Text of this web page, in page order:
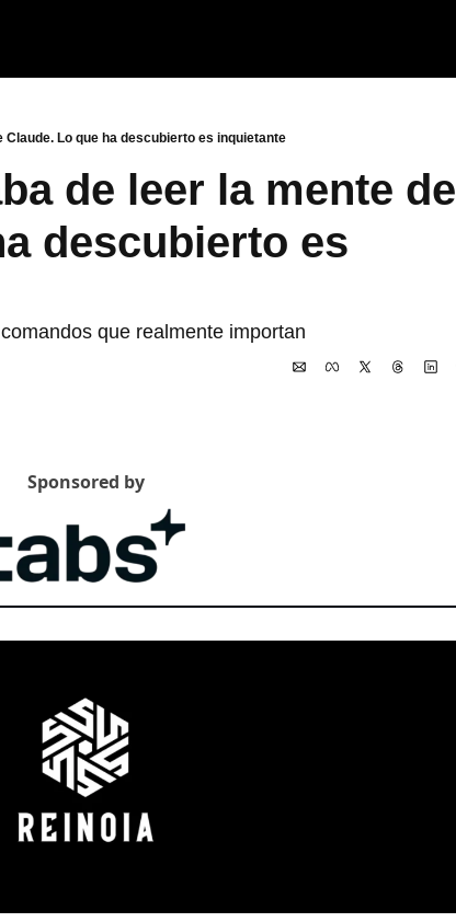
Lo que ha descubierto es inquietante
de leer la mente de
descubierto es
que realmente importan
Sponsored by